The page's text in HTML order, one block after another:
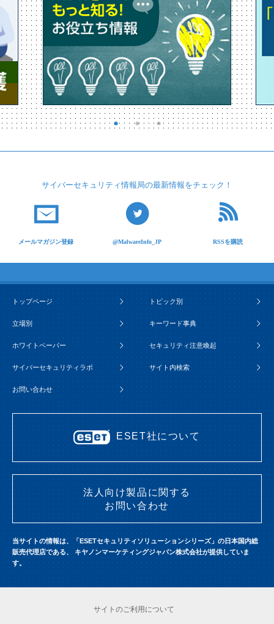
サイバーセキュリティ情報局の最新情報をチェック！
メールマガジン登録 @MalwareInfo_JP RSSを購読
トップページ トピック別
立場別 キーワード事典
ホワイトペーパー セキュリティ注意喚起
サイバーセキュリティラボ サイト内検索
お問い合わせ
ESET社について
法人向け製品に関する
お問い合わせ
当サイトの情報は、「ESETセキュリティソリューションシリーズ」の日本国内総
販売代理店である、 キヤノンマーケティングジャパン株式会社が提供していま
す。
サイトのご利用について